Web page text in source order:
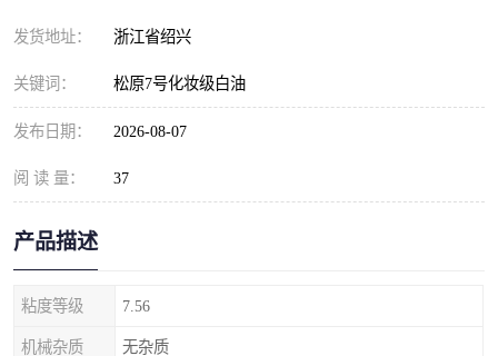
发货地址： 浙江省绍兴
关键词： 松原7号化妆级白油
发布日期： 2026-08-07
阅 读 量： 37
产品描述
粘度等级 7.56
机械杂质 无杂质